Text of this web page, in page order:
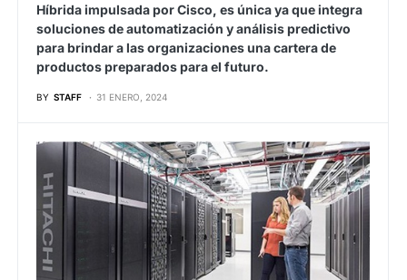
Híbrida impulsada por Cisco, es única ya que integra
soluciones de automatización y análisis predictivo
para brindar a las organizaciones una cartera de
productos preparados para el futuro.
BY STAFF 31 ENERO, 2024